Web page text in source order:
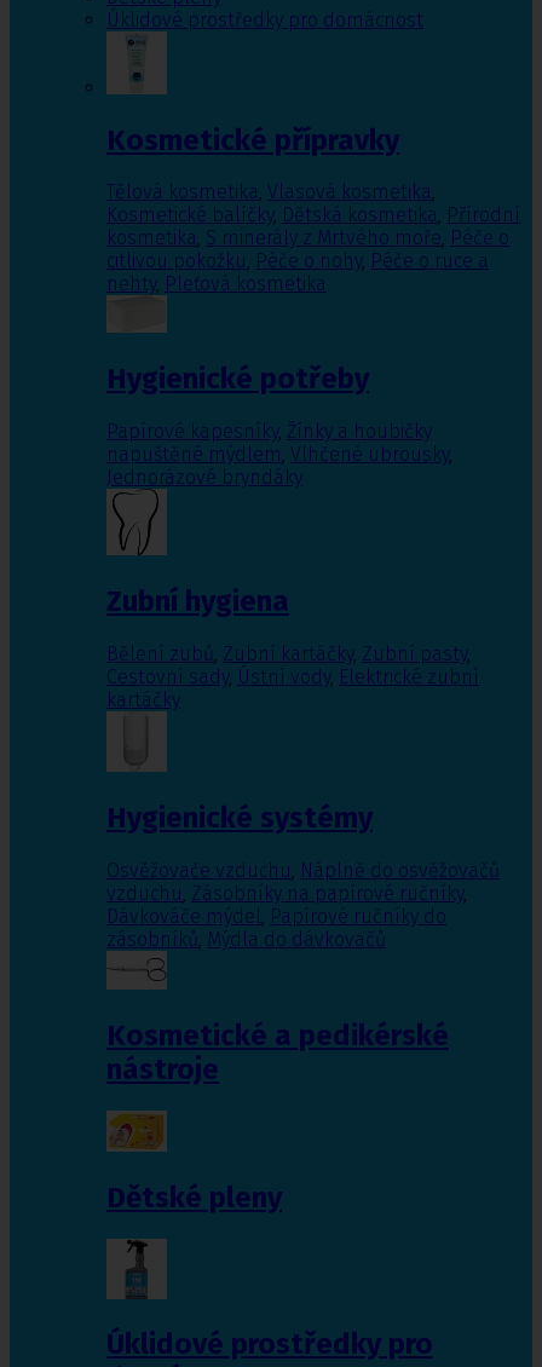
Úklidové prostředky pro domácnost
Kosmetické přípravky
Tělová kosmetika, Vlasová kosmetika,
Kosmetické balíčky, Dětská kosmetika, Přírodní
kosmetika, S minerály z Mrtvého moře, Péče o
citlivou pokožku, Péče o nohy, Péče o ruce a
nehty, Pleťová kosmetika
Hygienické potřeby
Papírové kapesníky, Žínky a houbičky
napuštěné mýdlem, Vlhčené ubrousky,
Jednorázové bryndáky
Zubní hygiena
Bělení zubů, Zubní kartáčky, Zubní pasty,
Cestovní sady, Ústní vody, Elektrické zubní
kartáčky
Hygienické systémy
Osvěžovače vzduchu, Náplně do osvěžovačů
vzduchu, Zásobníky na papírové ručníky,
Dávkováče mýdel, Papírové ručníky do
zásobníků, Mýdla do dávkovačů
Kosmetické a pedikérské
nástroje
Dětské pleny
Úklidové prostředky pro